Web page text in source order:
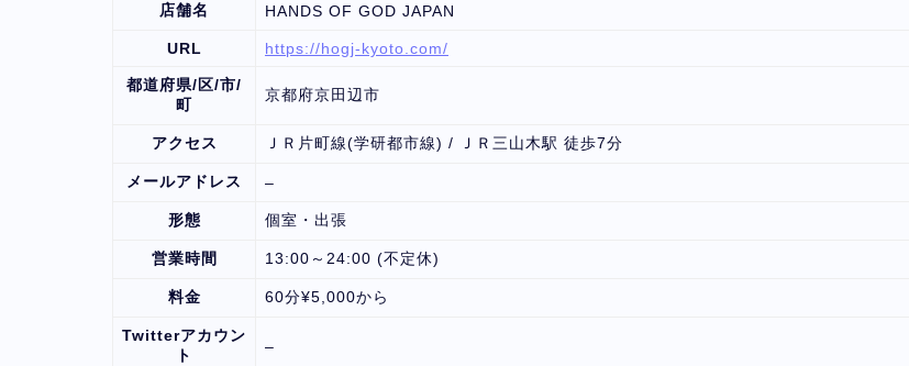
店舗名 HANDS OF GOD JAPAN
URL https://hogj-kyoto.com/
都道府県/区/市/
町
京都府京田辺市
アクセス ＪＲ片町線(学研都市線) / ＪＲ三山木駅 徒歩7分
メールアドレス –
形態 個室・出張
営業時間 13:00～24:00 (不定休)
料金 60分¥5,000から
Twitterアカウン
ト
–